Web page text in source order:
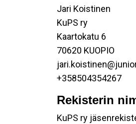
Jari Koistinen
KuPS ry
Kaartokatu 6
70620 KUOPIO
+358504354267
Rekisterin
KuPS ry